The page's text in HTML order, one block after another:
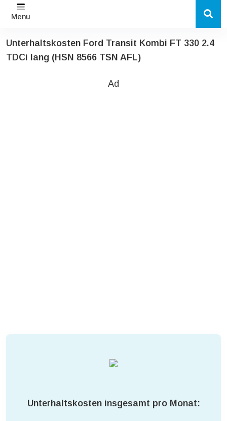
Menu
Unterhaltskosten Ford Transit Kombi FT 330 2.4
TDCi lang (HSN 8566 TSN AFL)
Ad
Unterhaltskosten insgesamt pro Monat: